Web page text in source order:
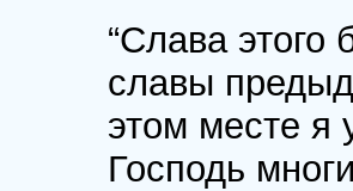
“Слава этого
славы
этом месте я
Господь